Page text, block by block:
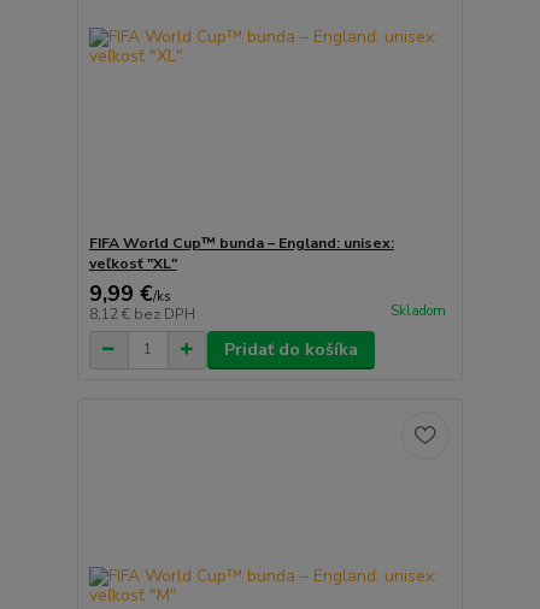
FIFA World Cup™ bunda – England: unisex:
veľkosť "XL"
9,99 €/ks
8,12 € bez DPH Skladom
Pridať do košíka